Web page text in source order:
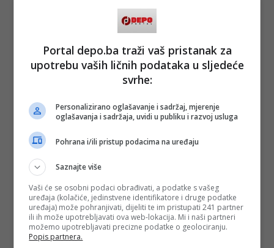
(FENA/au)
PODIJELI NA
Depo.ba pratite putem društvenih mreža
Portal depo.ba traži vaš pristanak za
upotrebu vaših ličnih podataka u sljedeće
svrhe:
Personalizirano oglašavanje i sadržaj, mjerenje
oglašavanja i sadržaja, uvidi u publiku i razvoj usluga
Pohrana i/ili pristup podacima na uređaju
Saznajte više
Vaši će se osobni podaci obrađivati, a podatke s vašeg
uređaja (kolačiće, jedinstvene identifikatore i druge podatke
uređaja) može pohranjivati, dijeliti te im pristupati 241 partner
ili ih može upotrebljavati ova web-lokacija. Mi i naši partneri
možemo upotrebljavati precizne podatke o geolociranju.
Popis partnera.